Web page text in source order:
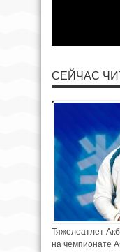
СЕЙЧАС
Тяжелоатлет
на чемпионате